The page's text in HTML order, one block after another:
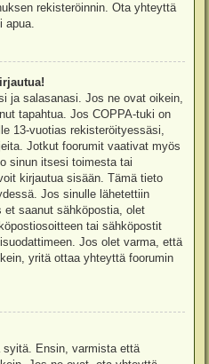
rekisteröinnin. Ota yhteyttä
apua.
ja salasanasi. Jos ne ovat oikein,
tapahtua. Jos COPPA-tuki on
13-vuotias rekisteröityessäsi,
Jotkut foorumit vaativat myös
sinun itsesi toimesta tai
kirjautua sisään. Tämä tieto
Jos sinulle lähetettiin
et saanut sähköpostia, olet
tai sähköpostit
Jos olet varma, että
yritä ottaa yhteyttä foorumin
syitä. Ensin, varmista että